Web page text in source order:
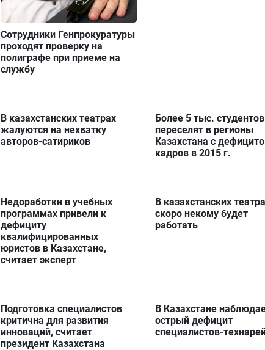
Сотрудники Генпрокуратуры
проходят проверку на
полиграфе при приеме на
службу
В казахстанских театрах
жалуются на нехватку
авторов-сатириков
Более 5 тыс. студентов
переселят в регионы
Казахстана с
кадров в 2015 г.
Недоработки в учебных
программах привели к
дефициту
квалифицированных
юристов в Казахстане,
считает эксперт
В казахстанских
скоро некому будет
работать
Подготовка специалистов
критична для развития
инноваций, считает
президент Казахстана
В Казахстане
острый дефицит
специалистов-